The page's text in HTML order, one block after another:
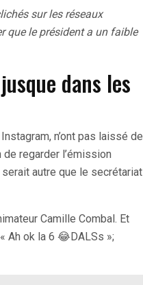
sur les réseaux
que le président a un faible
dans les
n’ont pas laissé de
regarder l’émission
serait autre que le secrétariat
Camille Combal. Et
Ah ok la 6 😂DALSs »;